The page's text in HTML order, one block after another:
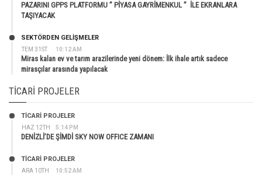
PAZARINI GPPS PLATFORMU ” PİYASA GAYRİMENKUL ” İLE EKRANLARA
TAŞIYACAK
TEM 31ST 10:12 AM
SEKTÖRDEN GELIŞMELER
Miras kalan ev ve tarım arazilerinde yeni dönem: İlk ihale artık sadece
mirasçılar arasında yapılacak
TICARI PROJELER
HAZ 12TH 5:14 PM
TİCARİ PROJELER
DENİZLİ’DE ŞİMDİ SKY NOW OFFICE ZAMANI
ARA 10TH 10:52 AM
TİCARİ PROJELER